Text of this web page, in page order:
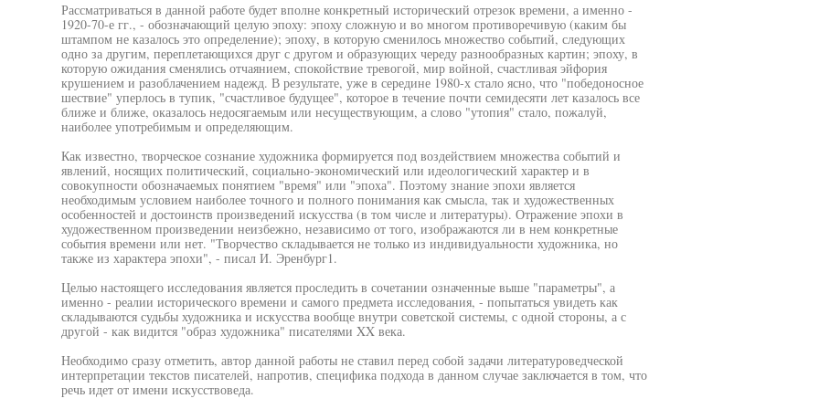
Рассматриваться в данной работе будет вполне конкретный исторический отрезок времени, а именно -
1920-70-е гг., - обозначающий целую эпоху: эпоху сложную и во многом противоречивую (каким бы
штампом не казалось это определение); эпоху, в которую сменилось множество событий, следующих
одно за другим, переплетающихся друг с другом и образующих череду разнообразных картин; эпоху, в
которую ожидания сменялись отчаянием, спокойствие тревогой, мир войной, счастливая эйфория
крушением и разоблачением надежд. В результате, уже в середине 1980-х стало ясно, что "победоносное
шествие" уперлось в тупик, "счастливое будущее", которое в течение почти семидесяти лет казалось все
ближе и ближе, оказалось недосягаемым или несуществующим, а слово "утопия" стало, пожалуй,
наиболее употребимым и определяющим.
Как известно, творческое сознание художника формируется под воздействием множества событий и
явлений, носящих политический, социально-экономический или идеологический характер и в
совокупности обозначаемых понятием "время" или "эпоха". Поэтому знание эпохи является
необходимым условием наиболее точного и полного понимания как смысла, так и художественных
особенностей и достоинств произведений искусства (в том числе и литературы). Отражение эпохи в
художественном произведении неизбежно, независимо от того, изображаются ли в нем конкретные
события времени или нет. "Творчество складывается не только из индивидуальности художника, но
также из характера эпохи", - писал И. Эренбург1.
Целью настоящего исследования является проследить в сочетании означенные выше "параметры", а
именно - реалии исторического времени и самого предмета исследования, - попытаться увидеть как
складываются судьбы художника и искусства вообще внутри советской системы, с одной стороны, а с
другой - как видится "образ художника" писателями XX века.
Необходимо сразу отметить, автор данной работы не ставил перед собой задачи литературоведческой
интерпретации текстов писателей, напротив, специфика подхода в данном случае заключается в том, что
речь идет от имени искусствоведа.